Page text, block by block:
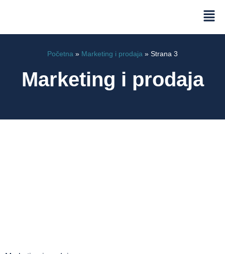
Početna » Marketing i prodaja » Strana 3
Marketing i prodaja